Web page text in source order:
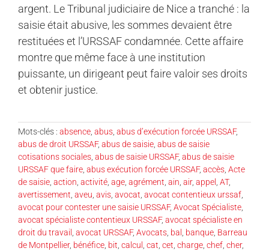
argent. Le Tribunal judiciaire de Nice a tranché : la
saisie était abusive, les sommes devaient être
restituées et l’URSSAF condamnée. Cette affaire
montre que même face à une institution
puissante, un dirigeant peut faire valoir ses droits
et obtenir justice.
Mots-clés : absence, abus, abus d’exécution forcée URSSAF,
abus de droit URSSAF, abus de saisie, abus de saisie
cotisations sociales, abus de saisie URSSAF, abus de saisie
URSSAF que faire, abus exécution forcée URSSAF, accès, Acte
de saisie, action, activité, age, agrément, ain, air, appel , AT,
avertissement, aveu, avis, avocat, avocat contentieux urssaf,
avocat pour contester une saisie URSSAF, Avocat Spécialiste,
avocat spécialiste contentieux URSSAF, avocat spécialiste en
droit du travail , avocat URSSAF, Avocats, bal , banque, Barreau
de Montpellier, bénéfice, bit, calcul , cat, cet, charge, chef, cher,